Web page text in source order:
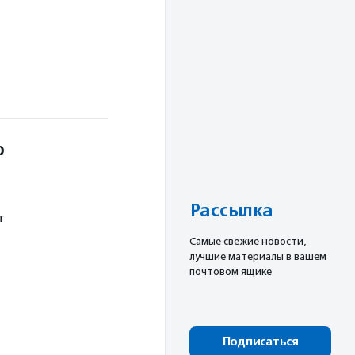
Рассылка
Cамые свежие новости,
лучшие материалы в вашем
почтовом ящике
Подписаться